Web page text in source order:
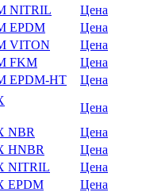
NITRIL
Цена
EPDM
Цена
VITON
Цена
FKM
Цена
EPDM-HT
Цена
Цена
NBR
Цена
HNBR
Цена
NITRIL
Цена
EPDM
Цена